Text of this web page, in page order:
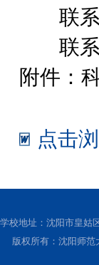
联系
联系
附件：
点击
学校地址：沈阳市皇姑
版权所有：沈阳师